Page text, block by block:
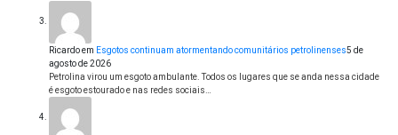
Ricardoem Esgotos continuam atormentando comunitários petrolinenses5 de
agosto de 2026
Petrolina virou um esgoto ambulante. Todos os lugares que se anda nessa cidade
é esgoto estourado e nas redes sociais…